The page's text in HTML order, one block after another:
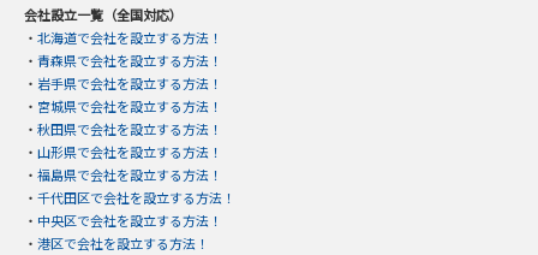
会社設立一覧（全国対応）
・ 北海道で会社を設立する方法！
・ 青森県で会社を設立する方法！
・ 岩手県で会社を設立する方法！
・ 宮城県で会社を設立する方法！
・ 秋田県で会社を設立する方法！
・ 山形県で会社を設立する方法！
・ 福島県で会社を設立する方法！
・ 千代田区で会社を設立する方法！
・ 中央区で会社を設立する方法！
・ 港区で会社を設立する方法！